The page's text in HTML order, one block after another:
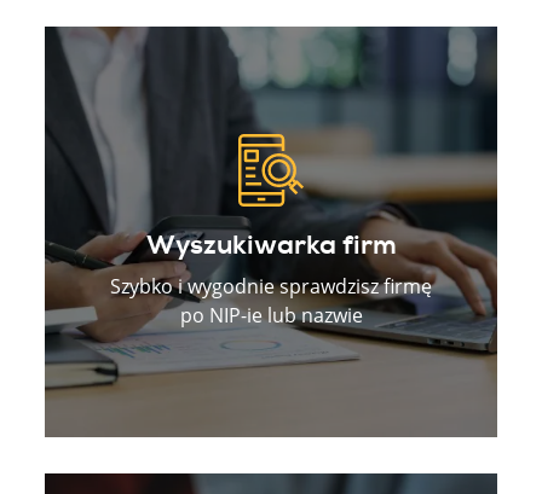
Wyszukiwarka firm
Szybko i wygodnie sprawdzisz firmę
po NIP-ie lub nazwie